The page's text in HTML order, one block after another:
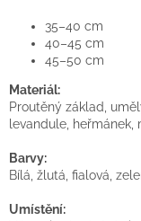
35–40 cm
40–45 cm
45–50 cm
Materiál:
Proutěný základ,
levandule, heřmánek,
Barvy:
Bílá, žlutá, fialová,
Umístění: